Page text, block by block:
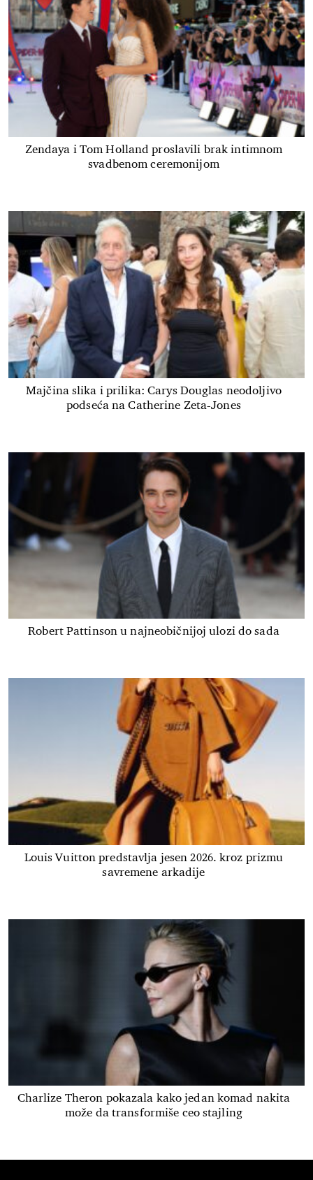
Zendaya i Tom Holland proslavili brak intimnom
svadbenom ceremonijom
Majčina slika i prilika: Carys Douglas neodoljivo
podseća na Catherine Zeta-Jones
Robert Pattinson u najneobičnijoj ulozi do sada
Louis Vuitton predstavlja jesen 2026. kroz prizmu
savremene arkadije
Charlize Theron pokazala kako jedan komad nakita
može da transformiše ceo stajling